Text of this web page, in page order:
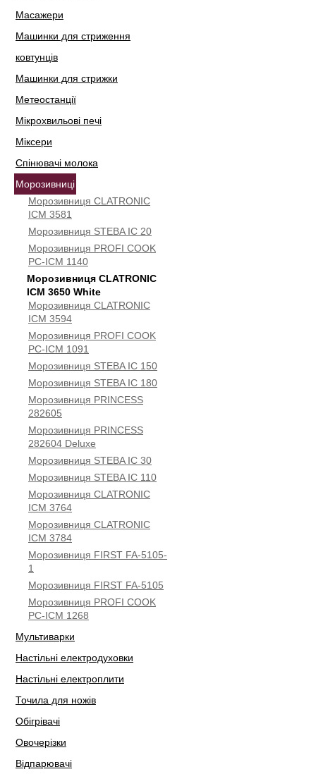
Масажери
Машинки для стриження
ковтунців
Машинки для стрижки
Метеостанції
Мікрохвильові печі
Міксери
Спінювачі молока
Морозивниці
Морозивниця CLATRONIC
ICM 3581
Морозивниця STEBA IC 20
Морозивниця PROFI COOK
PC-ICM 1140
Морозивниця CLATRONIC
ICM 3650 White
Морозивниця CLATRONIC
ICM 3594
Морозивниця PROFI COOK
PC-ICM 1091
Морозивниця STEBA IC 150
Морозивниця STEBA IC 180
Морозивниця PRINCESS
282605
Морозивниця PRINCESS
282604 Deluxe
Морозивниця STEBA IC 30
Морозивниця STEBA IC 110
Морозивниця CLATRONIC
ICM 3764
Морозивниця CLATRONIC
ICM 3784
Морозивниця FIRST FA-5105-
1
Морозивниця FIRST FA-5105
Морозивниця PROFI COOK
PC-ICM 1268
Мультиварки
Настільні електродуховки
Настільні електроплити
Точила для ножів
Обігрівачі
Овочерізки
Відпарювачі